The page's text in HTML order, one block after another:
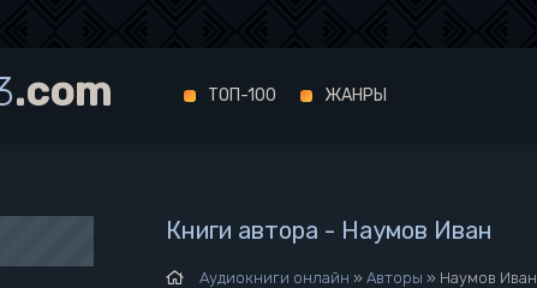
Книги автора - Наумов Иван
Аудиокниги онлайн » Авторы » Наумов Иван
.com ТОП-100 ЖАНРЫ